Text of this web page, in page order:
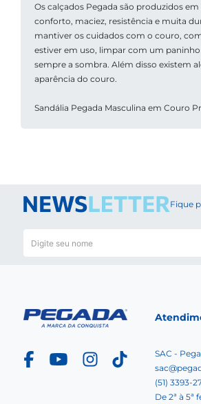
Os calçados Pegada são produzidos
conforto, maciez, resistência e muita
mantiver os cuidados com o couro,
estiver em uso, limpar com um
sempre a sombra. Além disso existem
aparência do couro.
Sandália Pegada Masculina em Couro
Fique
SAC -
(51) 3393-
De 2ª à 5ª